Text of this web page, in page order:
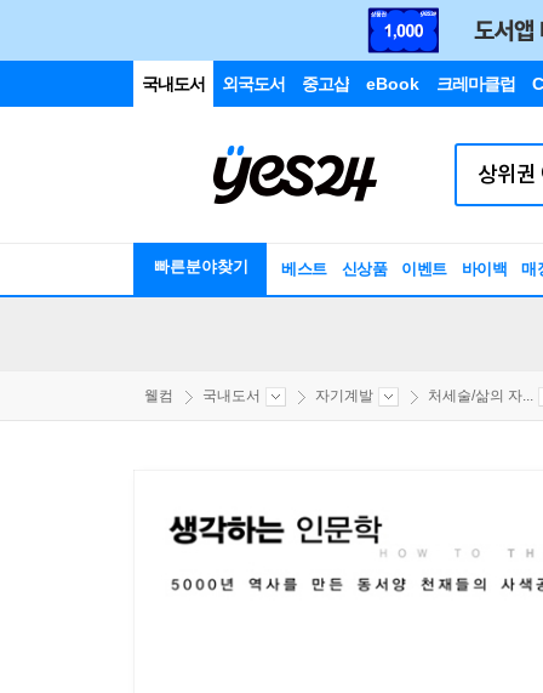
국내도서 외국도서 중고샵 eBook 크레마클럽
빠른분야찾기 베스트 신상품 이벤트 바이백 매
웰컴 국내도서 자기계발 처세술/삶의 자...